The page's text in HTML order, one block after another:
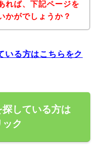
れば、下記ページを
かがでしょうか？
いる方はこちらをク
している方は
ク